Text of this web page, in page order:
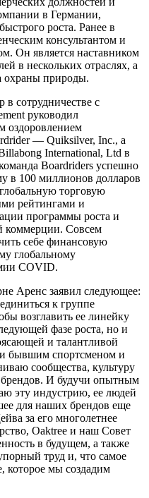
в Германии,
роста. Ранее в
консультантом и
Он является наставником
в нескольких отраслях, а
охраны природы.
сотрудничестве с
руководил
оздоровлением
— Quiksilver, Inc., а
International, Ltd в
Boardriders успешно
в 100 миллионов долларов
торговую
рейтингами и
программы роста и
коммерции. Совсем
себе финансовую
глобальному
COVID.
Аренс заявил следующее:
к группе
возглавить ее линейку
фазе роста, но и
и талантливой
бывшим спортсменом и
сообщества, культуру
И будучи опытным
эту индустрию, ее людей
для наших брендов еще
за его многолетнее
Oaktree и наш Совет
в будущем, а также
труд и, что самое
которое мы создадим